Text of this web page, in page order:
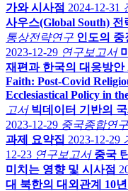
가와 시사점 2024-12-31
사우스(Global South) 전
통상전략연구 인도의 중
2023-12-29 연구보고서
재편과 한국의 대응방안
Faith: Post-Covid
Ecclesiastical Policy in
고서 빅데이터 기반의
2023-12-29 중국종합연구
과제 요약집 2023-12-29
12-23 연구보고서 중국
미치는 영향 및 시사점
대 북한의 대외관계 10